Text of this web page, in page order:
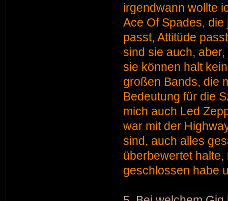
irgendwann wollte
Ace Of Spades,
passt, Attitüde
sind sie auch,
sie können halt
großen Bands, die
Bedeutung für die
mich auch Led
war mit der
sind, auch alles
überbewertet
geschlossen habe